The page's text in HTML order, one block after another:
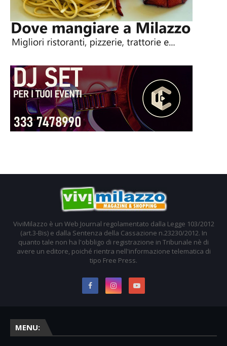
ViviMilazzo è un Web Journal regolamentato dalla Legge 103/2012
(art.3-Bis) e dalla Sentenza della Cassazione n.23230/2012. In
quanto tale non ha l'obbligo di registrazione in Tribunale nè di
avere un editore, poiché rientra nell'informazione telematica di
tipo Free Press.
MENU: